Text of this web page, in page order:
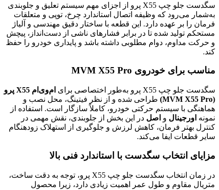
سگدست جلو چپ X55 پرو از اجزای مهم سیستم تعلیق و جلوبندی
به‌شمار می‌رود که وظیفه اتصال استاندارد چرخ، توپی و متعلقات
فرمان را بر عهده دارد. این قطعه با ساختار دقیق مهندسی و آلیاژ
مستحکم تولید شده تا در برابر فشارهای ناشی از دست‌انداز، پیچش
و حرکت مداوم، دوام مطلوبی داشته باشد و پایداری خودرو را حفظ
کند.
مناسب برای خودروی MVM X55 Pro
سگدست جلو چپ X55 پرو به‌طور اختصاصی برای
ام‌وی‌ام X55 پرو
(MVM X55 Pro)
طراحی شده و از نظر فیتینگ، محل نصب و
هماهنگی با سیستم حرکتی خودرو، کاملاً سازگار است. استفاده از
نمونه اورجینال و اصل در این بخش از جلوبندی، نقش مهمی در
کنترل بهتر فرمان، کاهش لرزش و جلوگیری از استهلاک زودهنگام
سایر قطعات ایفا می‌کند.
مزایای انتخاب سگدست با استاندارد فنی بالا
در زمان انتخاب سگدست جلو چپ X55 پرو، توجه به دقت ساخت،
متریال مقاوم و طول عمر اهمیت زیادی دارد، زیرا محصول